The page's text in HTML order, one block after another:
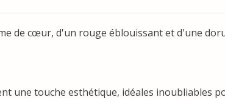
de cœur, d'un rouge éblouissant et d'une
une touche esthétique, idéales inoubliables